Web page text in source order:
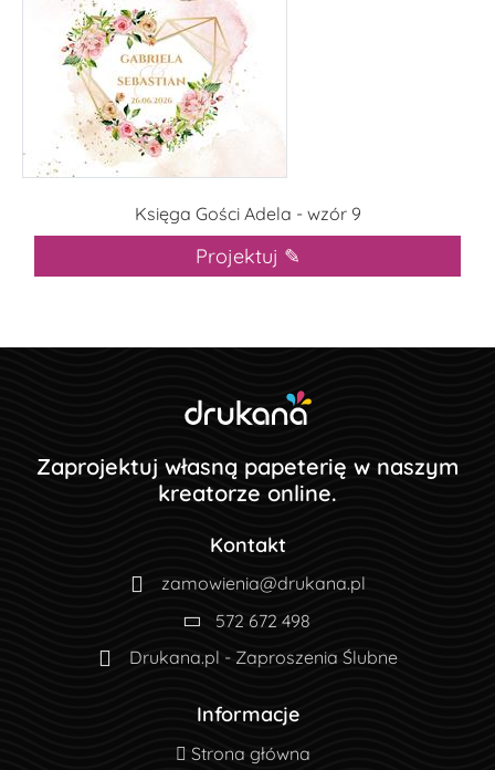
Księga Gości Adela - wzór 9
Projektuj ✎
Zaprojektuj własną papeterię w naszym
kreatorze online.
Kontakt
zamowienia@drukana.pl
572 672 498
Drukana.pl - Zaproszenia Ślubne
Informacje
Strona główna
Strona główna